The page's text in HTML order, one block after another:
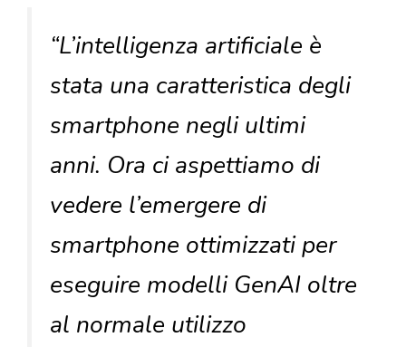
“L’intelligenza artificiale è
stata una caratteristica degli
smartphone negli ultimi
anni. Ora ci aspettiamo di
vedere l’emergere di
smartphone ottimizzati per
eseguire modelli GenAI oltre
al normale utilizzo